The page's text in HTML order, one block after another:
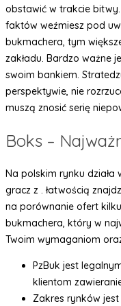
obstawić w trakcie bitwy.
faktów weźmiesz pod
bukmachera, tym
zakładu. Bardzo ważne
swoim bankiem.
perspektywie, nie
muszą znosić serię
Boks –
Na polskim rynku
gracz z . łatwością
na porównanie ofert
bukmachera, który w
Twoim wymaganiom
PzBuk jest
klientom
Zakres rynków